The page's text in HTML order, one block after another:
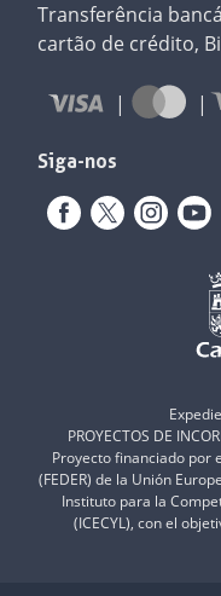
Transferência
cartão de crédito,
Siga-nos
PROYECTOS DE
Proyecto financiado por
(FEDER) de la Unión
Instituto para la
(ICECYL), con el